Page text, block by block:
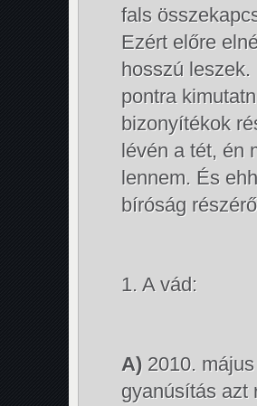
fals
Ezért előre
hosszú
pontra
bizonyítékok
lévén a tét, én
lennem. És
bíróság
1. A vád:
A) 2010.
gyanúsítás azt